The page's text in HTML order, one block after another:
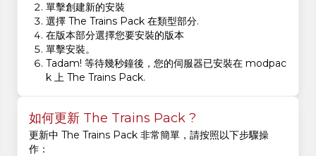
單擊創建新的安裝
選擇 The Trains Pack 在類型部分.
在版本部分選擇您要安裝的版本
單擊安裝。
Tadam! 等待幾秒鐘後，您的伺服器已安裝在 modpac
k 上 The Trains Pack.
如何更新 The Trains Pack ?
更新中 The Trains Pack 非常簡單，請按照以下步驟操
作：